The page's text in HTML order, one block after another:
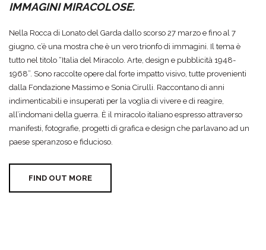
IMMAGINI MIRACOLOSE.
Nella Rocca di Lonato del Garda dallo scorso 27 marzo e fino al 7
giugno, c’è una mostra che è un vero trionfo di immagini. Il tema è
tutto nel titolo “Italia del Miracolo. Arte, design e pubblicità 1948-
1968”. Sono raccolte opere dal forte impatto visivo, tutte provenienti
dalla Fondazione Massimo e Sonia Cirulli. Raccontano di anni
indimenticabili e insuperati per la voglia di vivere e di reagire,
all’indomani della guerra. È il miracolo italiano espresso attraverso
manifesti, fotografie, progetti di grafica e design che parlavano ad un
paese speranzoso e fiducioso.
FIND OUT MORE